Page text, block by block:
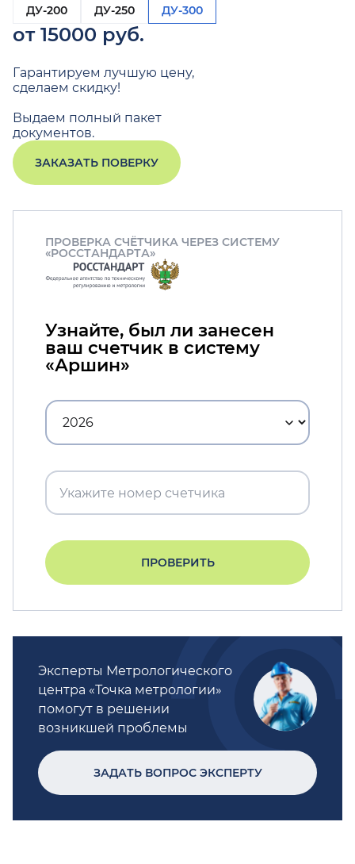
ДУ-200
ДУ-250 ДУ-300
от 15000 руб.
Гарантируем лучшую цену,
сделаем скидку!
Выдаем полный пакет
документов.
ЗАКАЗАТЬ ПОВЕРКУ
ПРОВЕРКА СЧЁТЧИКА ЧЕРЕЗ СИСТЕМУ
«РОССТАНДАРТА»
Узнайте, был ли занесен
ваш счетчик в систему
«Аршин»
ПРОВЕРИТЬ
Эксперты Метрологического
центра «Точка метрологии»
помогут в решении
возникшей проблемы
ЗАДАТЬ ВОПРОС ЭКСПЕРТУ